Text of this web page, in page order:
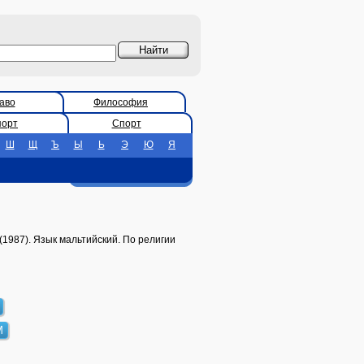
Философия
Спорт
Ш Щ Ъ Ы Ь Э Ю Я
Язык мальтийский. По религии